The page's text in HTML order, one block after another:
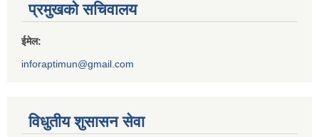
प्रमुखको सचिवालय
ईमेल:
inforaptimun@gmail.com
विधुतीय शुसासन सेवा